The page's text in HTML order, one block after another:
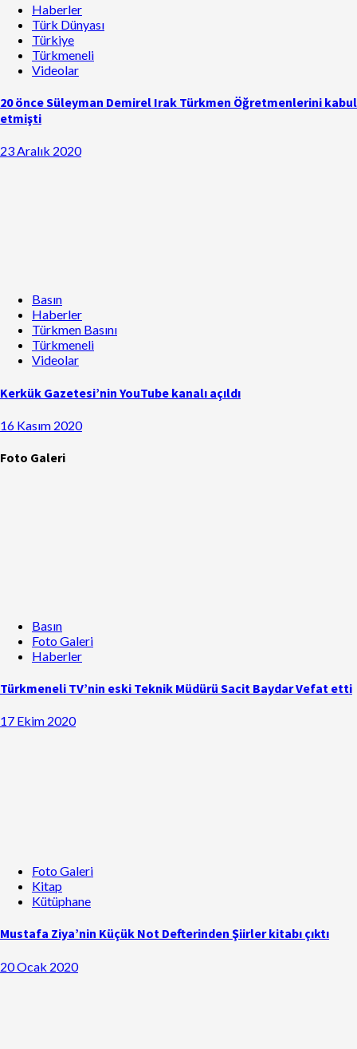
Haberler
Türk Dünyası
Türkiye
Türkmeneli
Videolar
20 önce Süleyman Demirel Irak Türkmen Öğretmenlerini kabul
etmişti
23 Aralık 2020
Basın
Haberler
Türkmen Basını
Türkmeneli
Videolar
Kerkük Gazetesi’nin YouTube kanalı açıldı
16 Kasım 2020
Foto Galeri
Basın
Foto Galeri
Haberler
Türkmeneli TV’nin eski Teknik Müdürü Sacit Baydar Vefat etti
17 Ekim 2020
Foto Galeri
Kitap
Kütüphane
Mustafa Ziya’nin Küçük Not Defterinden Şiirler kitabı çıktı
20 Ocak 2020